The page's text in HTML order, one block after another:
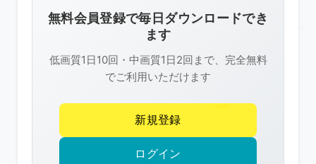
像
は
R-
FREE
作
権
無料会員登録で毎日ダウンロードでき
ます
低画質1日10回・中画質1日2回まで、完全無料
でご利用いただけます
新規登録
ログイン